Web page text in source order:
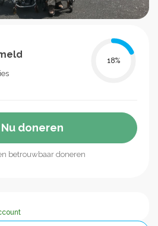
18%
doneren
betrouwbaar doneren